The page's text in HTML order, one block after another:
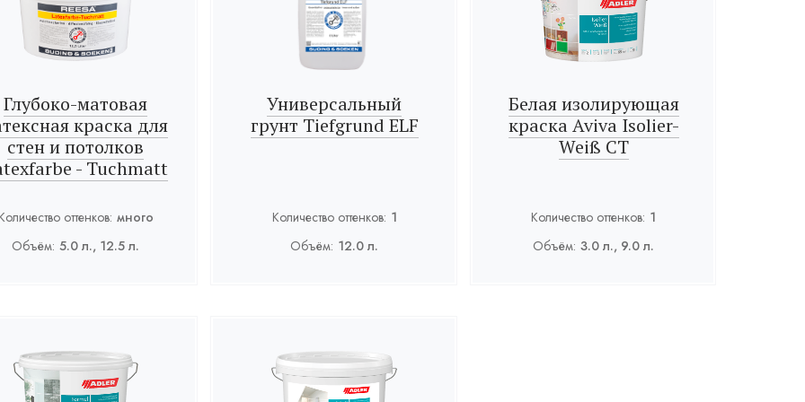
Глубоко-матовая
краска для
стен и потолков
- Tuchmatt
оттенков: много
Объём: 5.0 л., 12.5 л.
Универсальный
грунт Tiefgrund ELF
Количество оттенков: 1
Объём: 12.0 л.
Белая изолирующая
краска Aviva Isolier-
Weiß СТ
Количество оттенков: 1
Объём: 3.0 л., 9.0 л.